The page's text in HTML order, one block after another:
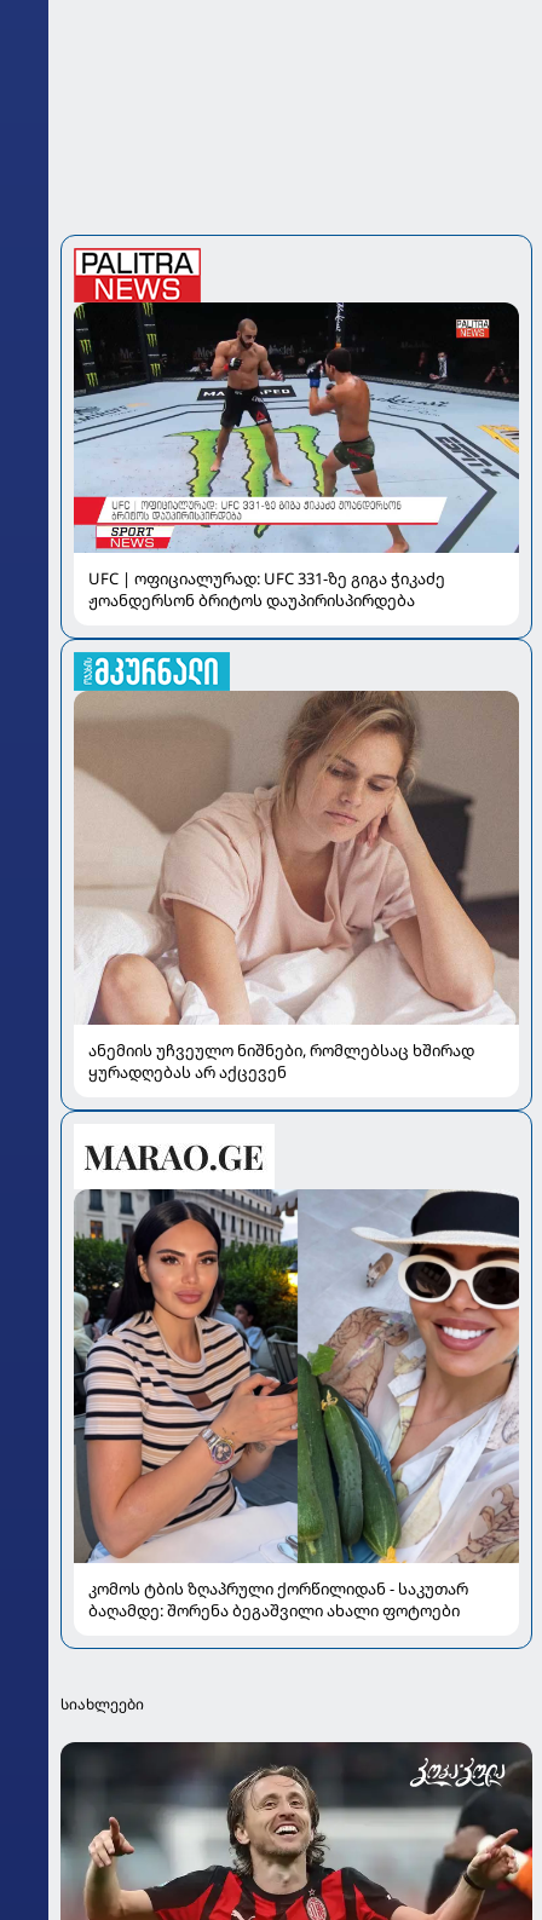
UFC | ოფიციალურად: UFC 331-ზე გიგა ჭიკაძე
ჟოანდერსონ ბრიტოს დაუპირისპირდება
ანემიის უჩვეულო ნიშნები, რომლებსაც ხშირად
ყურადღებას არ აქცევენ
კომოს ტბის ზღაპრული ქორწილიდან - საკუთარ
ბაღამდე: შორენა ბეგაშვილი ახალი ფოტოები
სიახლეები